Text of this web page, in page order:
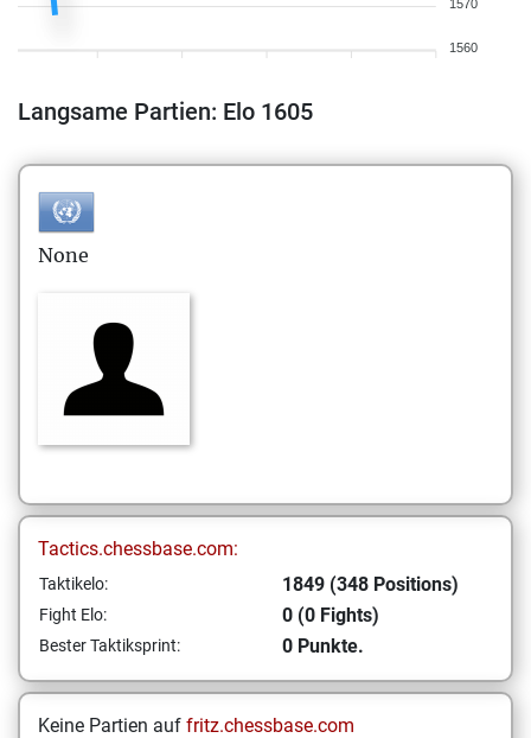
1570
1560
Langsame Partien: Elo 1605
None
Tactics.chessbase.com:
Taktikelo: 1849 (348 Positions)
Fight Elo: 0 (0 Fights)
Bester Taktiksprint: 0 Punkte.
Keine Partien auf fritz.chessbase.com